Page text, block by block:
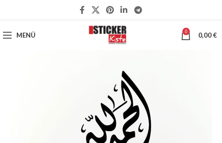
MENÜ 0 0,00€